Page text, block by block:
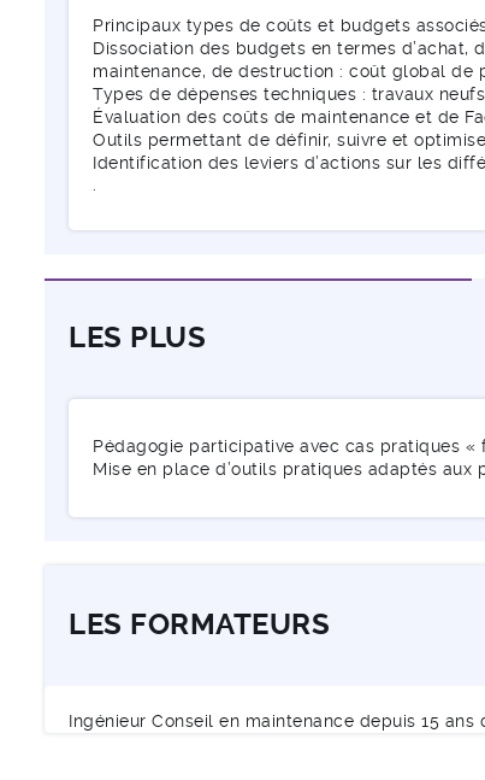
Principaux types de coûts et budgets
Dissociation des budgets en termes d’achat,
maintenance, de destruction : coût global de
Types de dépenses techniques : travaux
Évaluation des coûts de maintenance et de
Outils permettant de définir, suivre et
Identification des leviers d’actions sur les
LES PLUS
Pédagogie participative avec cas pratiques «
Mise en place d’outils pratiques adaptés aux
LES FORMATEURS
Ingénieur Conseil en maintenance depuis 15 ans